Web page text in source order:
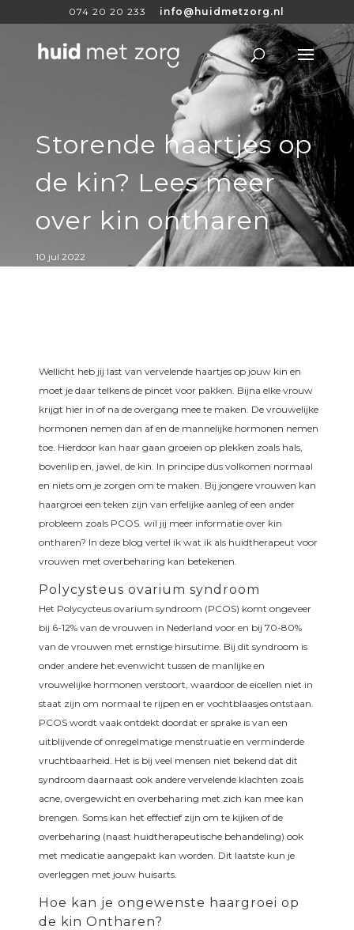
074 20 20 233 info@huidmetzorg.nl
Storende haartjes op
de kin? Lees meer
over kin ontharen
10 jul 2022
Wellicht heb jij last van vervelende haartjes op jouw kin en
moet je daar telkens de pincet voor pakken. Bijna elke vrouw
krijgt hier in of na de overgang mee te maken. De vrouwelijke
hormonen nemen dan af en de mannelijke hormonen nemen
toe. Hierdoor kan haar gaan groeien op plekken zoals hals,
bovenlip en, jawel, de kin. In principe dus volkomen normaal
en niets om je zorgen om te maken. Bij jongere vrouwen kan
haargroei een teken zijn van erfelijke aanleg of een ander
probleem zoals PCOS. wil jij meer informatie over kin
ontharen? In deze blog vertel ik wat ik als huidtherapeut voor
vrouwen met overbeharing kan betekenen.
Polycysteus ovarium syndroom
Het Polycycteus ovarium syndroom (PCOS) komt ongeveer
bij 6-12% van de vrouwen in Nederland voor en bij 70-80%
van de vrouwen met ernstige hirsutime. Bij dit syndroom is
onder andere het evenwicht tussen de manlijke en
vrouwelijke hormonen verstoort, waardoor de eicellen niet in
staat zijn om normaal te rijpen en er vochtblaasjes ontstaan.
PCOS wordt vaak ontdekt doordat er sprake is van een
uitblijvende of onregelmatige menstruatie en verminderde
vruchtbaarheid. Het is bij veel mensen niet bekend dat dit
syndroom daarnaast ook andere vervelende klachten zoals
acne, overgewicht en overbeharing met zich kan mee kan
brengen. Soms kan het effectief zijn om te kijken of de
overbeharing (naast huidtherapeutische behandeling) ook
met medicatie aangepakt kan worden. Dit laatste kun je
overleggen met jouw huisarts.
Hoe kan je ongewenste haargroei op
de kin Ontharen?